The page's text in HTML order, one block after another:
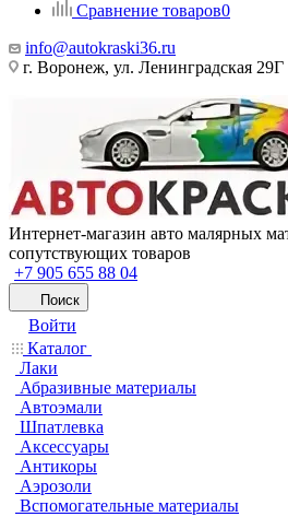
Сравнение товаров0
info@autokraski36.ru
г. Воронеж, ул. Ленинградская 29Г
Интернет-магазин авто малярных
сопутствующих товаров
+7 905 655 88 04
Поиск
Войти
Каталог
Лаки
Абразивные материалы
Автоэмали
Шпатлевка
Аксессуары
Антикоры
Аэрозоли
Вспомогательные материалы